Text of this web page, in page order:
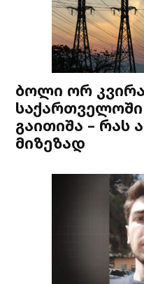
ბოლი ორ
გაითიშა – რას
მიზეზად